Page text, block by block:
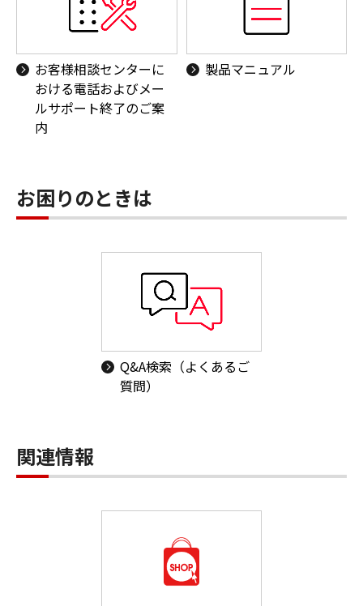
お客様相談センターに
おける電話およびメー
ルサポート終了のご案
内
製品マニュアル
お困りのときは
Q&A検索（よくあるご
質問）
関連情報